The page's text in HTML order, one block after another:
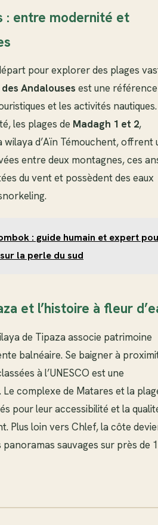
: entre modernité et
pour explorer des plages
Andalouses est une référence
et les activités nautiques.
les plages de Madagh 1 et 2,
wilaya d’Aïn Témouchent, offrent
entre deux montagnes, ces
du vent et possèdent des eaux
: guide humain et expert
la perle du sud
et l’histoire à fleur
de Tipaza associe patrimoine
balnéaire. Se baigner à
à l’UNESCO est une
complexe de Matares et la
pour leur accessibilité et la
Plus loin vers Chlef, la côte
sauvages sur près de